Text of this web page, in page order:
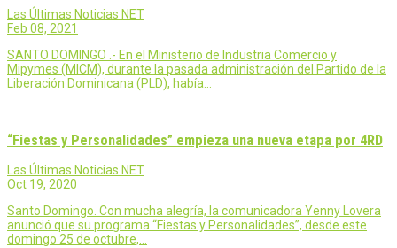
Las Últimas Noticias NET
Feb 08, 2021
SANTO DOMINGO .- En el Ministerio de Industria Comercio y
Mipymes (MICM), durante la pasada administración del Partido de la
Liberación Dominicana (PLD), había…
“Fiestas y Personalidades” empieza una nueva etapa por 4RD
Las Últimas Noticias NET
Oct 19, 2020
Santo Domingo. Con mucha alegría, la comunicadora Yenny Lovera
anunció que su programa “Fiestas y Personalidades”, desde este
domingo 25 de octubre,…